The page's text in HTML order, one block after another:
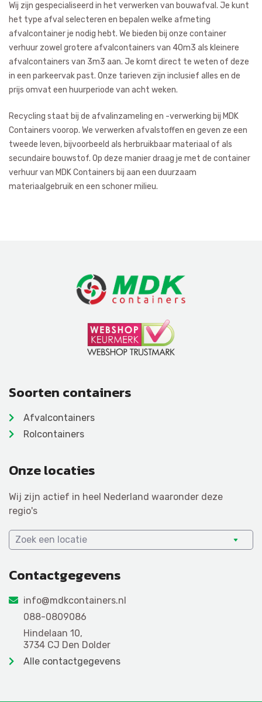
Wij zijn gespecialiseerd in het verwerken van bouwafval. Je kunt
het type afval selecteren en bepalen welke afmeting
afvalcontainer je nodig hebt. We bieden bij onze container
verhuur zowel grotere afvalcontainers van 40m3 als kleinere
afvalcontainers van 3m3 aan. Je komt direct te weten of deze
in een parkeervak past. Onze tarieven zijn inclusief alles en de
prijs omvat een huurperiode van acht weken.
Recycling staat bij de afvalinzameling en -verwerking bij MDK
Containers voorop. We verwerken afvalstoffen en geven ze een
tweede leven, bijvoorbeeld als herbruikbaar materiaal of als
secundaire bouwstof. Op deze manier draag je met de container
verhuur van MDK Containers bij aan een duurzaam
materiaalgebruik en een schoner milieu.
Soorten containers
Afvalcontainers
Rolcontainers
Onze locaties
Wij zijn actief in heel Nederland waaronder deze
regio's
Zoek een locatie
Contactgegevens
info@mdkcontainers.nl
088-0809086
Hindelaan 10,
3734 CJ Den Dolder
Alle contactgegevens